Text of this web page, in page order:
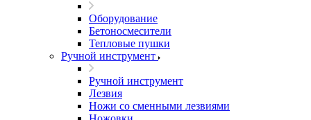
Оборудование
Бетоносмесители
Тепловые пушки
Ручной инструмент
Ручной инструмент
Лезвия
Ножи со сменными лезвиями